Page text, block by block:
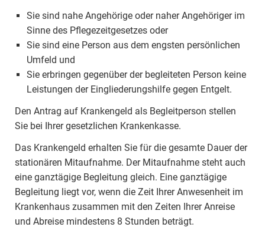
Sie sind nahe Angehörige oder naher Angehöriger im
Sinne des Pflegezeitgesetzes oder
Sie sind eine Person aus dem engsten persönlichen
Umfeld und
Sie erbringen gegenüber der begleiteten Person keine
Leistungen der Eingliederungshilfe gegen Entgelt.
Den Antrag auf Krankengeld als Begleitperson stellen
Sie bei Ihrer gesetzlichen Krankenkasse.
Das Krankengeld erhalten Sie für die gesamte Dauer der
stationären Mitaufnahme. Der Mitaufnahme steht auch
eine ganztägige Begleitung gleich. Eine ganztägige
Begleitung liegt vor, wenn die Zeit Ihrer Anwesenheit im
Krankenhaus zusammen mit den Zeiten Ihrer Anreise
und Abreise mindestens 8 Stunden beträgt.